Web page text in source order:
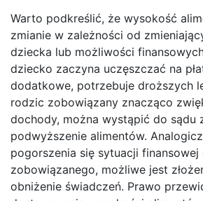
Warto podkreślić, że wysokość
zmianie w zależności od
dziecka lub możliwości
dziecko zaczyna uczęszczać na
dodatkowe, potrzebuje droższych
rodzic zobowiązany znacząco
dochody, można wystąpić do sądu
podwyższenie alimentów.
pogorszenia się sytuacji finansowej
zobowiązanego, możliwe jest
obniżenie świadczeń. Prawo